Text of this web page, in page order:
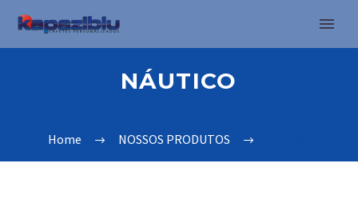
NÁUTICO
Home NOSSOS PRODUTOS